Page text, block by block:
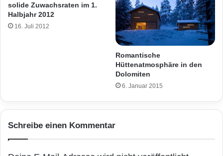
solide Zuwachsraten im 1.
Halbjahr 2012
16. Juli 2012
Romantische
Hüttenatmosphäre in den
Dolomiten
6. Januar 2015
Schreibe einen Kommentar